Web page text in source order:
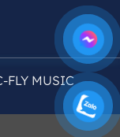
MUSIC